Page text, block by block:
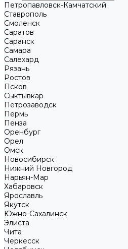
Петропавловск-Камчатский
Ставрополь
Смоленск
Саратов
Саранск
Самара
Салехард
Рязань
Ростов
Псков
Сыктывкар
Петрозаводск
Пермь
Пенза
Оренбург
Орел
Омск
Новосибирск
Нижний Новгород
Нарьян-Мар
Хабаровск
Ярославль
Якутск
Южно-Сахалинск
Элиста
Чита
Черкесск